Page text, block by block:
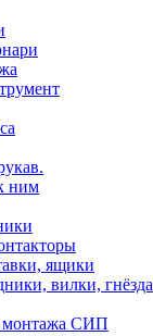
ним
ящики
вилки, гнёзда
монтажа СИП